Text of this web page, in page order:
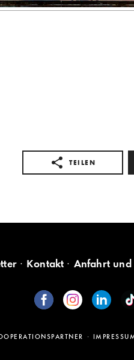
TEILEN
Kontakt Anfahrt und